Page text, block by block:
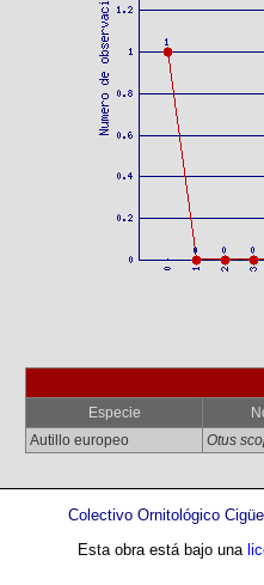
Especie
Autillo europeo
Otus
Colectivo Ornitológico
Esta obra está bajo una